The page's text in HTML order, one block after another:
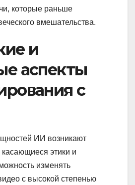
которые раньше
вмешательства.
и
аспекты
с
ИИ возникают
этики и
изменять
с высокой степенью